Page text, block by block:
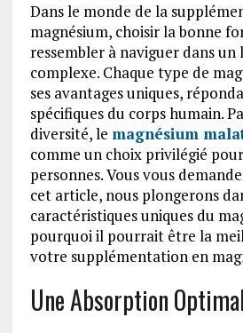
Dans le monde de la
magnésium, choisir la bonne
ressembler à naviguer dans
complexe. Chaque type de
ses avantages uniques,
spécifiques du corps humain.
diversité, le magnésium
comme un choix privilégié
personnes. Vous vous
cet article, nous plongerons
caractéristiques uniques du
pourquoi il pourrait être la
votre supplémentation en
Une Absorption